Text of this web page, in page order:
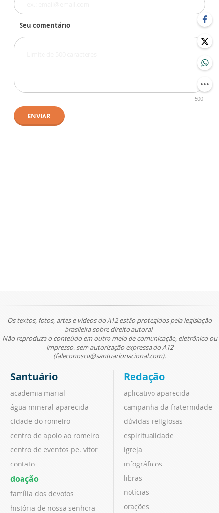
Seu comentário
500
ENVIAR
Os textos, fotos, artes e vídeos do A12 estão protegidos pela legislação
brasileira sobre direito autoral.
Não reproduza o conteúdo em outro meio de comunicação, eletrônico ou
impresso, sem autorização expressa do A12
(faleconosco@santuarionacional.com).
Santuário
academia marial
água mineral aparecida
cidade do romeiro
centro de apoio ao romeiro
centro de eventos pe. vitor
contato
doação
família dos devotos
história de nossa senhora
Redação
aplicativo aparecida
campanha da fraternidade
dúvidas religiosas
espiritualidade
igreja
infográficos
libras
notícias
orações